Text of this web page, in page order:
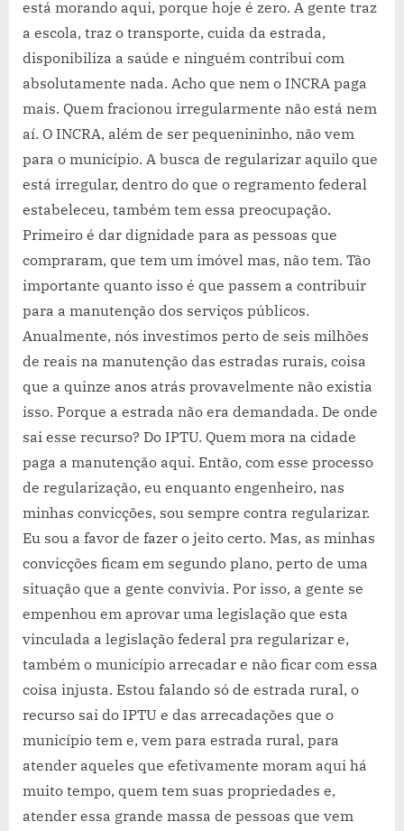
está morando aqui, porque hoje é zero. A gente traz
a escola, traz o transporte, cuida da estrada,
disponibiliza a saúde e ninguém contribui com
absolutamente nada. Acho que nem o INCRA paga
mais. Quem fracionou irregularmente não está nem
aí. O INCRA, além de ser pequenininho, não vem
para o município. A busca de regularizar aquilo que
está irregular, dentro do que o regramento federal
estabeleceu, também tem essa preocupação.
Primeiro é dar dignidade para as pessoas que
compraram, que tem um imóvel mas, não tem. Tão
importante quanto isso é que passem a contribuir
para a manutenção dos serviços públicos.
Anualmente, nós investimos perto de seis milhões
de reais na manutenção das estradas rurais, coisa
que a quinze anos atrás provavelmente não existia
isso. Porque a estrada não era demandada. De onde
sai esse recurso? Do IPTU. Quem mora na cidade
paga a manutenção aqui. Então, com esse processo
de regularização, eu enquanto engenheiro, nas
minhas convicções, sou sempre contra regularizar.
Eu sou a favor de fazer o jeito certo. Mas, as minhas
convicções ficam em segundo plano, perto de uma
situação que a gente convivia. Por isso, a gente se
empenhou em aprovar uma legislação que esta
vinculada a legislação federal pra regularizar e,
também o município arrecadar e não ficar com essa
coisa injusta. Estou falando só de estrada rural, o
recurso sai do IPTU e das arrecadações que o
município tem e, vem para estrada rural, para
atender aqueles que efetivamente moram aqui há
muito tempo, quem tem suas propriedades e,
atender essa grande massa de pessoas que vem